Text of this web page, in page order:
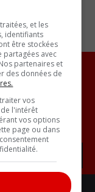
pas réagi
l’homme, on
et les
identifiants
être stockées
partagées avec
partenaires et
des données de
vos
l'intérêt
vos options
page ou dans